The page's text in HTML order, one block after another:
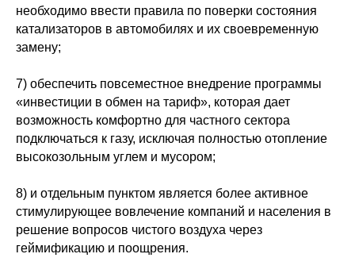
необходимо ввести правила по поверки состояния
катализаторов в автомобилях и их своевременную
замену;
7) обеспечить повсеместное внедрение программы
«инвестиции в обмен на тариф», которая дает
возможность комфортно для частного сектора
подключаться к газу, исключая полностью отопление
высокозольным углем и мусором;
8) и отдельным пунктом является более активное
стимулирующее вовлечение компаний и населения в
решение вопросов чистого воздуха через
геймификацию и поощрения.